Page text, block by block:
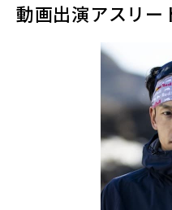
動画出演アスリー